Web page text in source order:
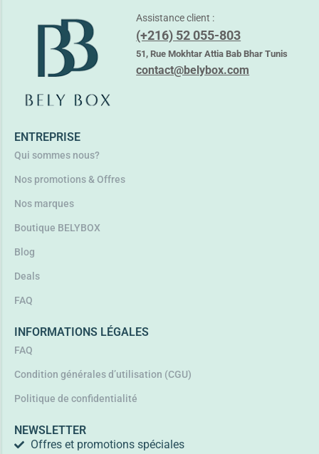
Assistance client :
(+216) 52 055-803
51, Rue Mokhtar Attia Bab Bhar Tunis
contact@belybox.com
ENTREPRISE
Qui sommes nous?
Nos promotions & Offres
Nos marques
Boutique BELYBOX
Blog
Deals
FAQ
INFORMATIONS LÉGALES
FAQ
Condition générales d’utilisation (CGU)
Politique de confidentialité
NEWSLETTER
Offres et promotions spéciales